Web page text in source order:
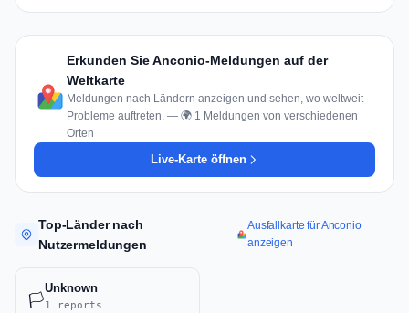
Erkunden Sie Anconio-Meldungen auf der
Weltkarte
Meldungen nach Ländern anzeigen und sehen, wo weltweit
Probleme auftreten. — 🌍 1 Meldungen von verschiedenen
Orten
Live-Karte öffnen
Top-Länder nach
Nutzermeldungen
Ausfallkarte für Anconio
anzeigen
🏳️
Unknown
1 reports